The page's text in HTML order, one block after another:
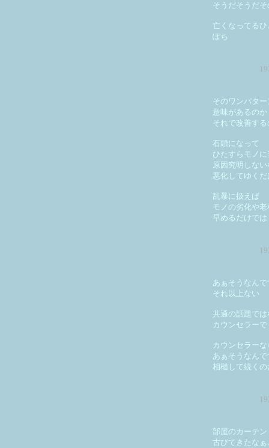
そうだそうだ
亡くなってるひ
ぽち
そのワンパター
意味があるのか
それで改善す
石頭になって
ひたすらモノ
原因究明しない
悪化してゆく
乱暴に扱えば
モノの劣化や老
早めるだけでは
あぁそうなん
それ以上ない
共通の話題では
カウンセラー
カウンセラー
あぁそうなん
相槌して続く
部屋のカーテン
古びてきたな